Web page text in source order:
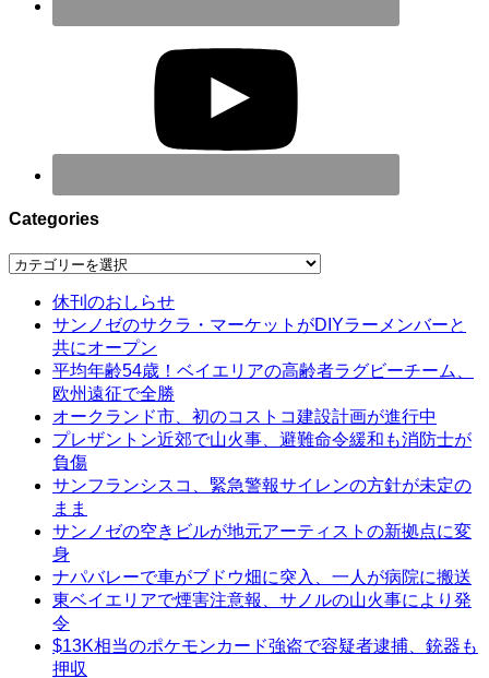
Categories
Categories
休刊のおしらせ
サンノゼのサクラ・マーケットがDIYラーメンバーと
共にオープン
平均年齢54歳！ベイエリアの高齢者ラグビーチーム、
欧州遠征で全勝
オークランド市、初のコストコ建設計画が進行中
プレザントン近郊で山火事、避難命令緩和も消防士が
負傷
サンフランシスコ、緊急警報サイレンの方針が未定の
まま
サンノゼの空きビルが地元アーティストの新拠点に変
身
ナパバレーで車がブドウ畑に突入、一人が病院に搬送
東ベイエリアで煙害注意報、サノルの山火事により発
令
$13K相当のポケモンカード強盗で容疑者逮捕、銃器も
押収